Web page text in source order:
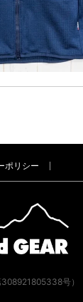
ポリシー
号）